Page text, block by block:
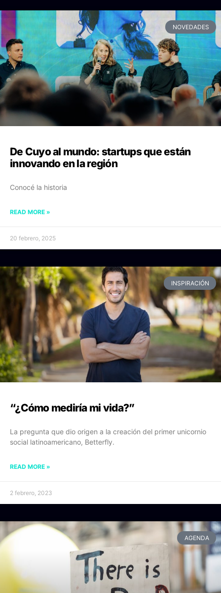
NOVEDADES
De Cuyo al mundo: startups que están
innovando en la región
Conocé la historia
READ MORE »
20 febrero, 2025
INSPIRACIÓN
“¿Cómo mediría mi vida?”
La pregunta que dio origen a la creación del primer unicornio
social latinoamericano, Betterfly.
READ MORE »
2 febrero, 2023
AGENDA